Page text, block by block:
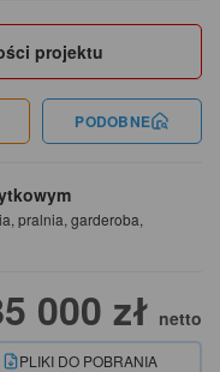
pralnia, garderoba,
000 zł netto
PLIKI DO POBRANIA
projektu
PODOBNE